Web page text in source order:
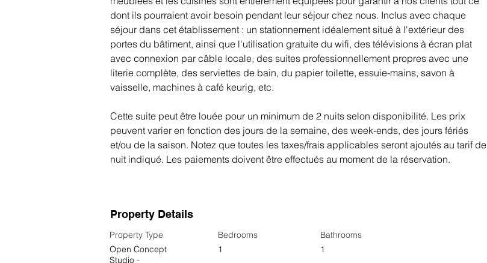
dont ils pourraient avoir besoin pendant leur séjour chez nous. ​Inclus avec chaque
séjour dans cet établissement : un stationnement idéalement situé à l'extérieur des
portes du bâtiment, ainsi que l'utilisation gratuite du wifi, des télévisions à écran plat
avec connexion par câble locale, des suites professionnellement propres avec une
literie complète, des serviettes de bain, du papier toilette, essuie-mains, savon à
vaisselle, machines à café keurig, etc.
Cette suite peut être louée pour un minimum de 2 nuits selon disponibilité. Les prix
peuvent varier en fonction des jours de la semaine, des week-ends, des jours fériés
et/ou de la saison. Notez que toutes les taxes/frais applicables seront ajoutés au tarif de
nuit indiqué. Les paiements doivent être effectués au moment de la réservation.
Property Details
Property Type
Open Concept
Studio -
Bedrooms
1
Bathrooms
1